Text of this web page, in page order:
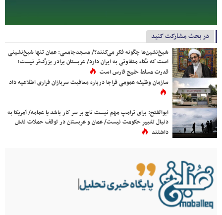
در بحث مشارکت کنید
شیخ‌نشین‌ها چگونه فکر می‌کنند؟/ مسجدجامعی: عمان تنها شیخ‌نشینی
است که نگاه متفاوتی به ایران دارد/ عربستان برادر بزرگ‌تر نیست؛
قدرت مسلط خلیج فارس است
سازمان وظیفه عمومی فراجا درباره معافیت سربازان فراری اطلاعیه داد
ابوالفتح: برای ترامپ مهم نیست تاج بر سر کار باشد یا عمامه/ آمریکا به
دنبال تغییر حکومت نیست/ عمان و عربستان در توقف حملات نقش
داشتند